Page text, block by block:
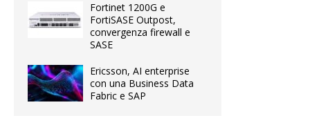
Fortinet 1200G e
FortiSASE Outpost,
convergenza firewall e
SASE
Ericsson, AI enterprise
con una Business Data
Fabric e SAP